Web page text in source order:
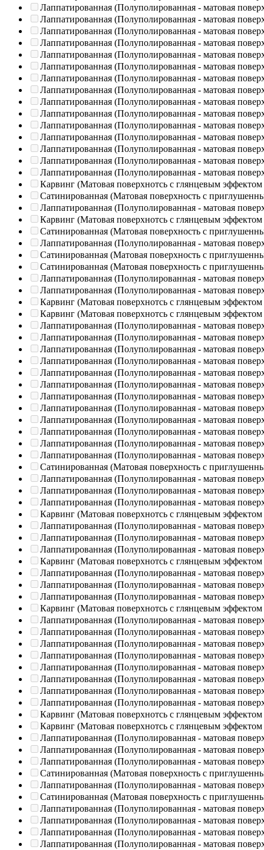
Лаппатированная (Полуполированная - матовая
Лаппатированная (Полуполированная - матовая
Лаппатированная (Полуполированная - матовая
Лаппатированная (Полуполированная - матовая
Лаппатированная (Полуполированная - матовая
Лаппатированная (Полуполированная - матовая
Лаппатированная (Полуполированная - матовая
Лаппатированная (Полуполированная - матовая
Лаппатированная (Полуполированная - матовая
Лаппатированная (Полуполированная - матовая
Лаппатированная (Полуполированная - матовая
Лаппатированная (Полуполированная - матовая
Лаппатированная (Полуполированная - матовая
Лаппатированная (Полуполированная - матовая
Лаппатированная (Полуполированная - матовая
Карвинг (Матовая поверхнотсь с глянцевым эффектом
Сатинированная (Матовая поверхность с
Лаппатированная (Полуполированная - матовая
Карвинг (Матовая поверхнотсь с глянцевым эффектом
Сатинированная (Матовая поверхность с
Лаппатированная (Полуполированная - матовая
Сатинированная (Матовая поверхность с
Сатинированная (Матовая поверхность с
Лаппатированная (Полуполированная - матовая
Лаппатированная (Полуполированная - матовая
Карвинг (Матовая поверхнотсь с глянцевым эффектом
Карвинг (Матовая поверхнотсь с глянцевым эффектом
Лаппатированная (Полуполированная - матовая
Лаппатированная (Полуполированная - матовая
Лаппатированная (Полуполированная - матовая
Лаппатированная (Полуполированная - матовая
Лаппатированная (Полуполированная - матовая
Лаппатированная (Полуполированная - матовая
Лаппатированная (Полуполированная - матовая
Лаппатированная (Полуполированная - матовая
Лаппатированная (Полуполированная - матовая
Лаппатированная (Полуполированная - матовая
Лаппатированная (Полуполированная - матовая
Лаппатированная (Полуполированная - матовая
Сатинированная (Матовая поверхность с
Лаппатированная (Полуполированная - матовая
Лаппатированная (Полуполированная - матовая
Лаппатированная (Полуполированная - матовая
Карвинг (Матовая поверхнотсь с глянцевым эффектом
Лаппатированная (Полуполированная - матовая
Лаппатированная (Полуполированная - матовая
Лаппатированная (Полуполированная - матовая
Карвинг (Матовая поверхнотсь с глянцевым эффектом
Лаппатированная (Полуполированная - матовая
Лаппатированная (Полуполированная - матовая
Лаппатированная (Полуполированная - матовая
Карвинг (Матовая поверхнотсь с глянцевым эффектом
Лаппатированная (Полуполированная - матовая
Лаппатированная (Полуполированная - матовая
Лаппатированная (Полуполированная - матовая
Лаппатированная (Полуполированная - матовая
Лаппатированная (Полуполированная - матовая
Лаппатированная (Полуполированная - матовая
Лаппатированная (Полуполированная - матовая
Лаппатированная (Полуполированная - матовая
Карвинг (Матовая поверхнотсь с глянцевым эффектом
Карвинг (Матовая поверхнотсь с глянцевым эффектом
Лаппатированная (Полуполированная - матовая
Лаппатированная (Полуполированная - матовая
Лаппатированная (Полуполированная - матовая
Сатинированная (Матовая поверхность с
Лаппатированная (Полуполированная - матовая
Сатинированная (Матовая поверхность с
Лаппатированная (Полуполированная - матовая
Лаппатированная (Полуполированная - матовая
Лаппатированная (Полуполированная - матовая
Лаппатированная (Полуполированная - матовая